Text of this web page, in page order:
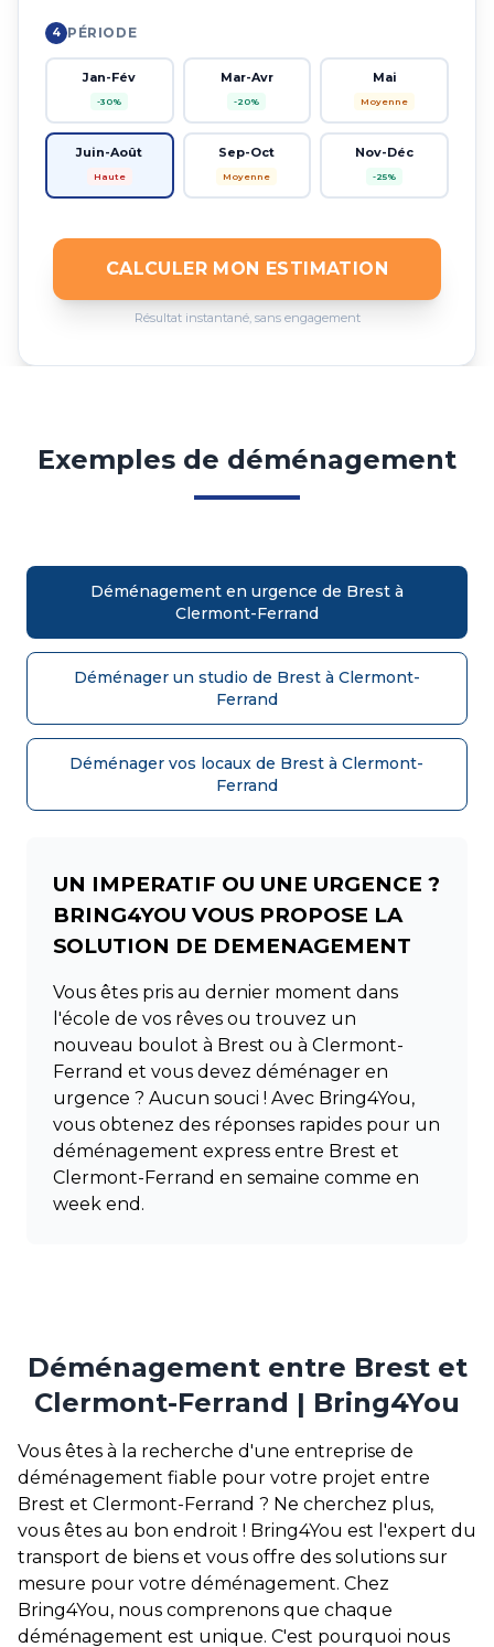
4 PÉRIODE
Jan-Fév
-30%
Mar-Avr
-20%
Mai
Moyenne
Juin-Août
Haute
Sep-Oct
Moyenne
Nov-Déc
-25%
CALCULER MON ESTIMATION
Résultat instantané, sans engagement
Exemples de déménagement
Déménagement en urgence de Brest à
Clermont-Ferrand
Déménager un studio de Brest à Clermont-
Ferrand
Déménager vos locaux de Brest à Clermont-
Ferrand
UN IMPERATIF OU UNE URGENCE ?
BRING4YOU VOUS PROPOSE LA
SOLUTION DE DEMENAGEMENT
Vous êtes pris au dernier moment dans
l'école de vos rêves ou trouvez un
nouveau boulot à Brest ou à Clermont-
Ferrand et vous devez déménager en
urgence ? Aucun souci ! Avec Bring4You,
vous obtenez des réponses rapides pour un
déménagement express entre Brest et
Clermont-Ferrand en semaine comme en
week end.
Déménagement entre Brest et
Clermont-Ferrand | Bring4You
Vous êtes à la recherche d'une entreprise de
déménagement fiable pour votre projet entre
Brest et Clermont-Ferrand ? Ne cherchez plus,
vous êtes au bon endroit ! Bring4You est l'expert du
transport de biens et vous offre des solutions sur
mesure pour votre déménagement. Chez
Bring4You, nous comprenons que chaque
déménagement est unique. C'est pourquoi nous